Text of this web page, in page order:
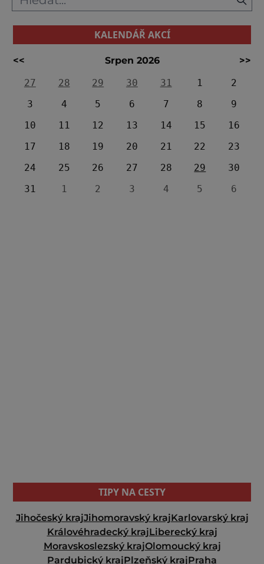
KALENDÁŘ AKCÍ
<< Srpen 2026
>>
27
28 29 30 31 1
2
3
4 5 6 7 8
9
10
11 12 13 14 15
16
17
18 19 20 21 22
23
24
25 26 27 28 29
30
31
1 2 3 4 5 6
TIPY NA CESTY
Jihočeský krajJihomoravský krajKarlovarský kraj
Královéhradecký krajLiberecký kraj
Moravskoslezský krajOlomoucký kraj
Pardubický krajPlzeňský krajPraha